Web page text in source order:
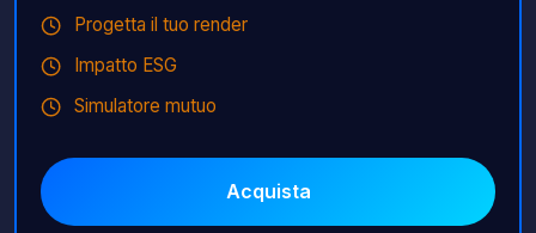
Progetta il tuo render
Impatto ESG
Simulatore mutuo
Acquista